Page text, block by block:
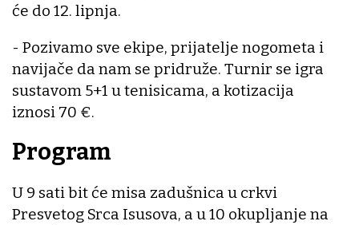
će do 12. lipnja.
- Pozivamo sve ekipe, prijatelje nogometa i
navijače da nam se pridruže. Turnir se igra
sustavom 5+1 u tenisicama, a kotizacija
iznosi 70 €.
Program
U 9 sati bit će misa zadušnica u crkvi
Presvetog Srca Isusova, a u 10 okupljanje na